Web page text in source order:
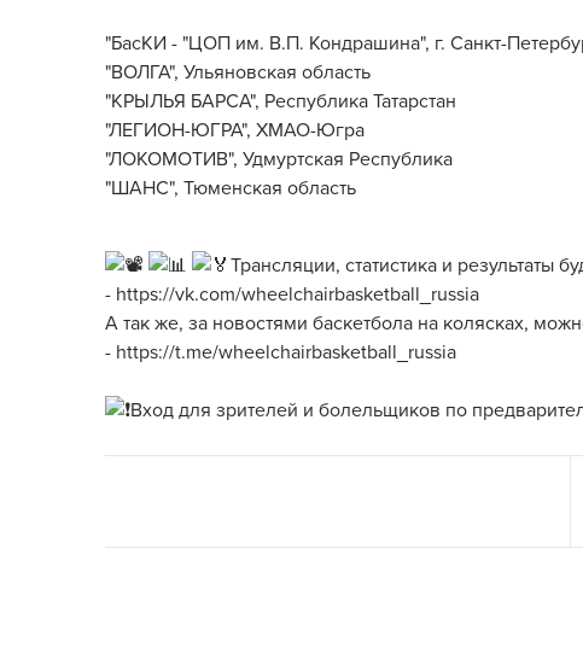
"БасКИ - "ЦОП им. В.П. Кондрашина", г. Санкт-
"ВОЛГА", Ульяновская область
"КРЫЛЬЯ БАРСА", Республика Татарстан
"ЛЕГИОН-ЮГРА", ХМАО-Югра
"ЛОКОМОТИВ", Удмуртская Республика
"ШАНС", Тюменская область
Трансляции, статистика и результаты
- https://vk.com/wheelchairbasketball_russia
А так же, за новостями баскетбола на колясках,
- https://t.me/wheelchairbasketball_russia
Вход для зрителей и болельщиков по